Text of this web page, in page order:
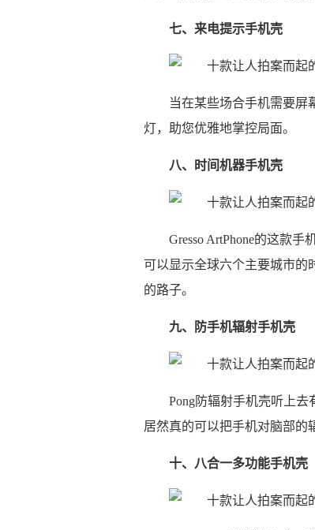
七、来电提示手机壳
当在某些场合手机需要屏
灯，助您优雅地掌控局面。
八、时间机器手机壳
Gresso ArtPhone的这款
可以显示全球六个主要城市的
的路子。
九、防手机辐射手机壳
Pong防辐射手机壳听上
居然真的可以把手机对脑部的
十、八合一多功能手机壳